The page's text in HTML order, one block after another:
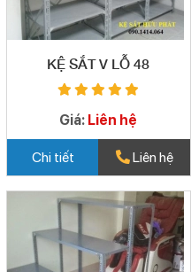
KỆ SẮT V LỖ 48
Giá: Liên hệ
Chi tiết Liên hệ